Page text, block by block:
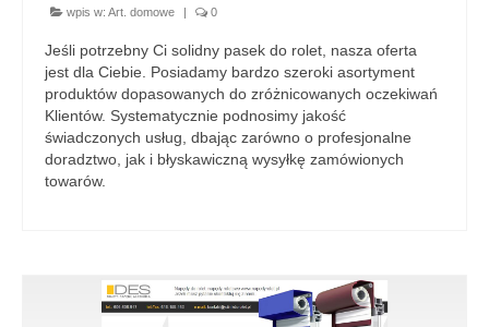
wpis w: Art. domowe | 0
Jeśli potrzebny Ci solidny pasek do rolet, nasza oferta
jest dla Ciebie. Posiadamy bardzo szeroki asortyment
produktów dopasowanych do zróżnicowanych oczekiwań
Klientów. Systematycznie podnosimy jakość
świadczonych usług, dbając zarówno o profesjonalne
doradztwo, jak i błyskawiczną wysyłkę zamówionych
towarów.